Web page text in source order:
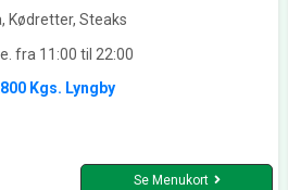
Kødretter, Steaks
fra 11:00 til 22:00
Kgs. Lyngby
Se Menukort